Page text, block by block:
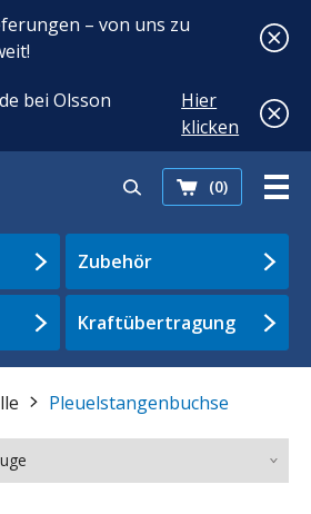
– von uns zu
bei Olsson
Hier
klicken
(0)
Zubehör
Kraftübertragung
Pleuelstangenbuchse